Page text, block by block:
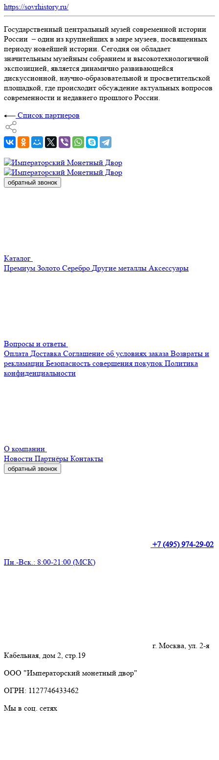
https://sovrhistory.ru/
Государственный центральный музей современной истории
России – один из крупнейших в мире музеев, посвященных
периоду новейшей истории. Сегодня он обладает
значительным музейным собранием и высокотехнологичной
экспозицией, является динамично развивающейся
дискуссионной, научно-образовательной и просветительской
площадкой, где происходит обсуждение актуальных вопросов
современности и недавнего прошлого России.
Список партнеров
обратный звонок
Каталог
Премиум Золото Серебро Другие металлы Аксессуары
Вопросы и ответы
Оплата Доставка Соглашение об условиях заказа Возвраты и
рекламации Безопасность совершения покупок Политика
конфиденциальности
О компании
Новости Партнёры Контакты
обратный звонок
+7 (495) 974-29-02
Пн.-Вск.: 8:00-21:00 (МСК)
г. Москва, ул. 2-я
Кабельная, дом 2, стр.19
ООО "Императорский монетный двор"
ОГРН: 1127746433462
Мы в соц. сетях